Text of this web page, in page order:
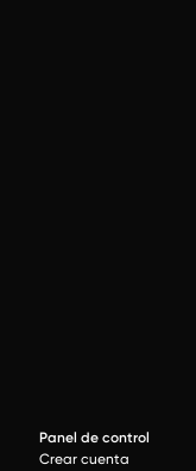
Panel de control
Crear cuenta